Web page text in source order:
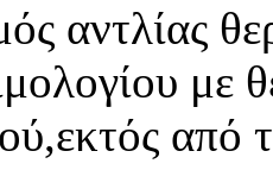
αντλίας
με
από